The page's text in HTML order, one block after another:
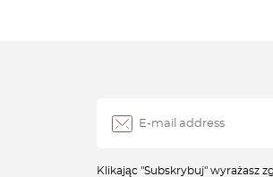
Klikając "Subskrybuj" wyrażasz